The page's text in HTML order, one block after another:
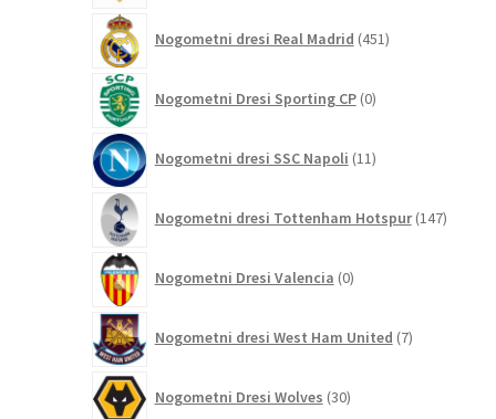
Nogometni dresi Real Madrid 451izdelkov
Nogometni Dresi Sporting CP 0izdelkov
Nogometni dresi SSC Napoli 11izdelkov
Nogometni dresi Tottenham Hotspur 147
Nogometni Dresi Valencia 0izdelkov
Nogometni dresi West Ham United 7izdelkov
Nogometni Dresi Wolves 30izdelkov